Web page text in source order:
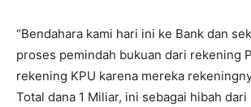
“Bendahara kami hari ini ke Bank dan
proses pemindah bukuan dari rekening
rekening KPU karena mereka
Total dana 1 Miliar, ini sebagai hibah dari